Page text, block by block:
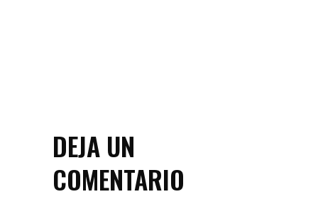
DEJA UN
COMENTARIO